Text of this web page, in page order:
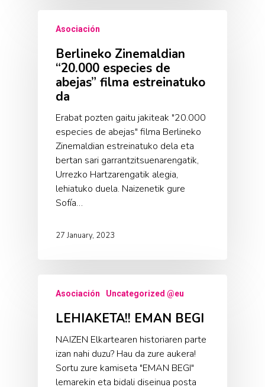
Asociación
Berlineko Zinemaldian
“20.000 especies de
abejas” filma estreinatuko
da
Erabat pozten gaitu jakiteak "20.000
especies de abejas" filma Berlineko
Zinemaldian estreinatuko dela eta
bertan sari garrantzitsuenarengatik,
Urrezko Hartzarengatik alegia,
lehiatuko duela. Naizenetik gure
Sofía…
27 January, 2023
Asociación Uncategorized @eu
LEHIAKETA!! EMAN BEGI
NAIZEN Elkartearen historiaren parte
izan nahi duzu? Hau da zure aukera!
Sortu zure kamiseta "EMAN BEGI"
lemarekin eta bidali diseinua posta